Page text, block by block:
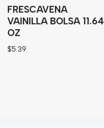
Sopas
Atoles
FRESCAVENA
VAINILLA BOLSA 11.64
OZ
$5.39